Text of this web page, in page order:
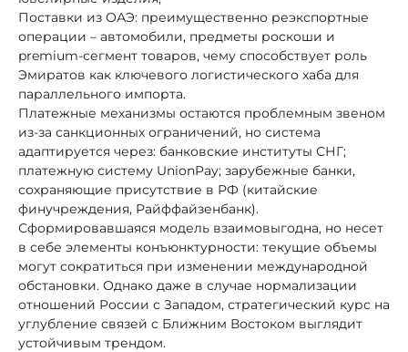
Поставки из ОАЭ: преимущественно реэкспортные
операции – автомобили, предметы роскоши и
premium-сегмент товаров, чему способствует роль
Эмиратов как ключевого логистического хаба для
параллельного импорта.
Платежные механизмы остаются проблемным звеном
из-за санкционных ограничений, но система
адаптируется через: банковские институты СНГ;
платежную систему UnionPay; зарубежные банки,
сохраняющие присутствие в РФ (китайские
финучреждения, Райффайзенбанк).
Сформировавшаяся модель взаимовыгодна, но несет
в себе элементы конъюнктурности: текущие объемы
могут сократиться при изменении международной
обстановки. Однако даже в случае нормализации
отношений России с Западом, стратегический курс на
углубление связей с Ближним Востоком выглядит
устойчивым трендом.